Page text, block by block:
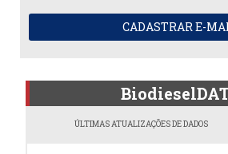
CADASTRAR E-
ÚLTIMAS ATUALIZAÇÕES DE DADOS